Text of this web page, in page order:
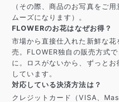
（その際、商品のお写真をご
ムーズになります）。
FLOWERのお花はなぜお得？
市場から直接仕入れた新鮮な花
売。FLOWER独自の販売方式
に。ロスがないから、ずっと
しています。
対応している決済方法は？
クレジットカード（VISA、